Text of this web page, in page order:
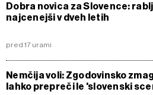
Dobra novica za Slovence:
najcenejši v dveh letih
pred 17 urami
Nemčija voli: Zgodovinsko
lahko prepreči le 'slovenski